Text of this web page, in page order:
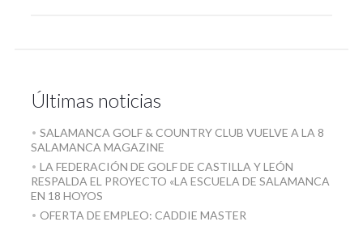
Últimas noticias
SALAMANCA GOLF & COUNTRY CLUB VUELVE A LA 8
SALAMANCA MAGAZINE
LA FEDERACIÓN DE GOLF DE CASTILLA Y LEÓN
RESPALDA EL PROYECTO «LA ESCUELA DE SALAMANCA
EN 18 HOYOS
OFERTA DE EMPLEO: CADDIE MASTER